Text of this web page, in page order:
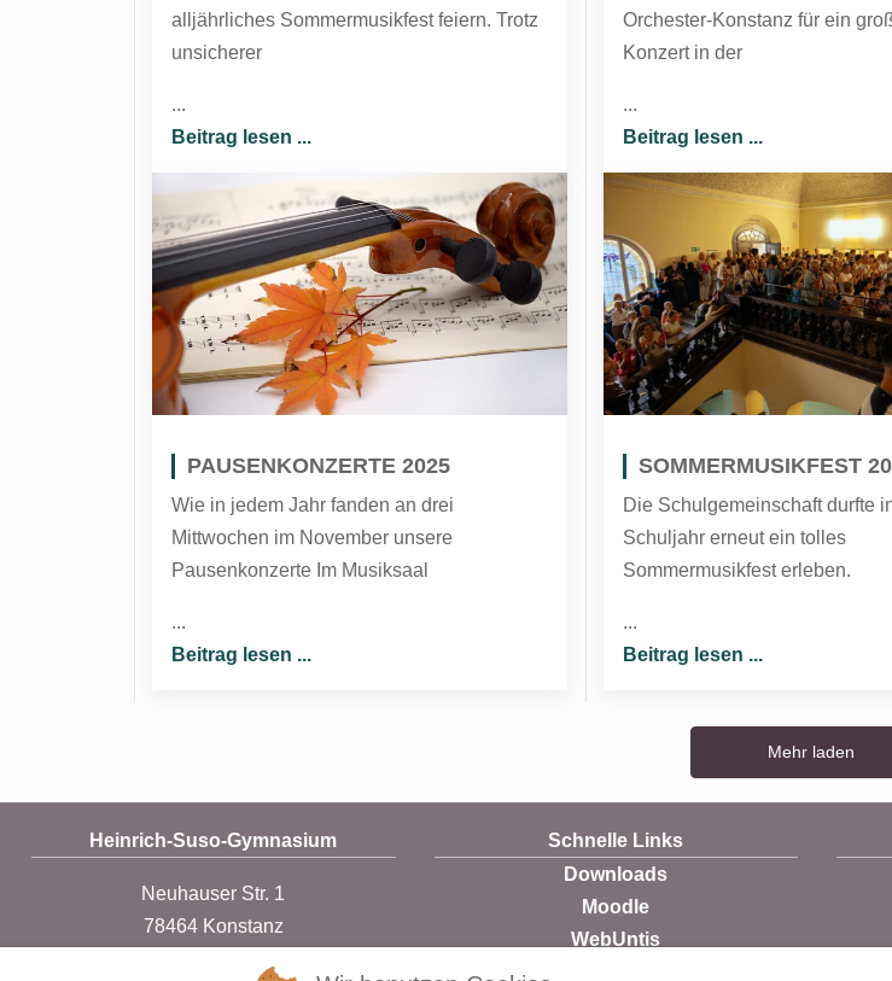
alljährliches Sommermusikfest feiern. Trotz
unsicherer
...
Beitrag lesen ...
Orchester-Konstanz für ein
Konzert in der
...
Beitrag lesen ...
PAUSENKONZERTE 2025
Wie in jedem Jahr fanden an drei
Mittwochen im November unsere
Pausenkonzerte Im Musiksaal
...
Beitrag lesen ...
SOMMERMUSIKFEST
Die Schulgemeinschaft durfte
Schuljahr erneut ein tolles
Sommermusikfest erleben.
...
Beitrag lesen ...
Mehr laden
Heinrich-Suso-Gymnasium
Neuhauser Str. 1
78464 Konstanz
Schnelle Links
Downloads
Moodle
WebUntis